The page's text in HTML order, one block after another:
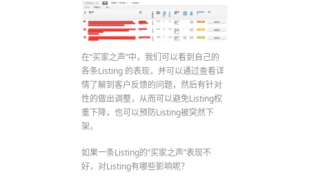
在“买家之声”中，我们可以看到自己的
各条Listing 的表现，并可以通过查看详
情了解到客户反馈的问题，然后有针对
性的做出调整，从而可以避免Listing权
重下降，也可以预防Listing被突然下
架。
如果一条Listing的“买家之声”表现不
好，对Listing有哪些影响呢？